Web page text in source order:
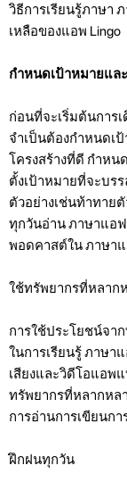
วิธีการเรียนรู้ภาษา
เหลือของแอพ Lingo
กำหนดเป้าหมายแ
ก่อนที่จะเริ่มต้นการ
จำเป็นต้องกำหนดเ
โครงสร้างที่ดี กำห
ตั้งเป้าหมายที่จะบร
ตัวอย่างเช่นท้าทาย
ทุกวันอ่าน ภาษาแอ
พอดคาสต์ใน ภาษา
ใช้ทรัพยากรที่หลาก
การใช้ประโยชน์จา
ในการเรียนรู้ ภาษา
เสียงและวิดีโอแอพ
ทรัพยากรที่หลากหล
การอ่านการเขียนก
ฝึกฝนทุกวัน